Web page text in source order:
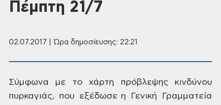
Πέμπτη 21/7
02.07.2017 | Ώρα δημοσίευσης: 22:21
Σύμφωνα με το χάρτη πρόβλεψης κινδύνου
πυρκαγιάς, που εξέδωσε η Γενική Γραμματεία